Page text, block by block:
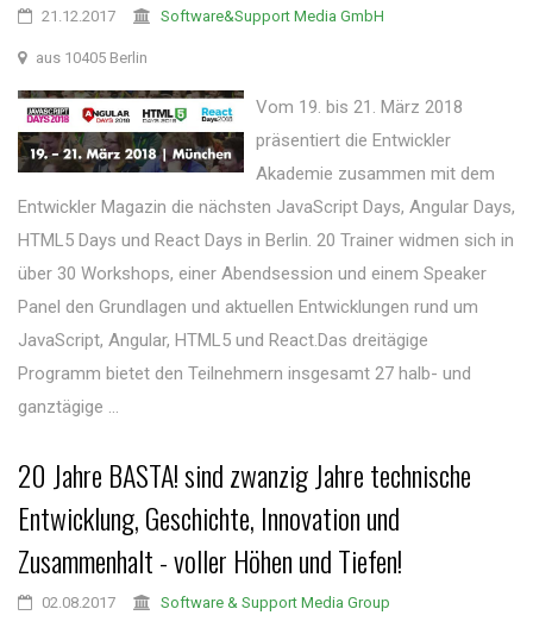
21.12.2017 Software&Support Media GmbH
aus 10405 Berlin
Vom 19. bis 21. März 2018
präsentiert die Entwickler
Akademie zusammen mit dem
Entwickler Magazin die nächsten JavaScript Days, Angular Days,
HTML5 Days und React Days in Berlin. 20 Trainer widmen sich in
über 30 Workshops, einer Abendsession und einem Speaker
Panel den Grundlagen und aktuellen Entwicklungen rund um
JavaScript, Angular, HTML5 und React.Das dreitägige
Programm bietet den Teilnehmern insgesamt 27 halb- und
ganztägige ...
20 Jahre BASTA! sind zwanzig Jahre technische
Entwicklung, Geschichte, Innovation und
Zusammenhalt - voller Höhen und Tiefen!
02.08.2017 Software & Support Media Group